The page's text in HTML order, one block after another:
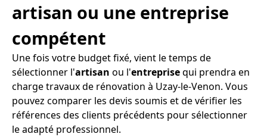
artisan ou une entreprise
compétent
Une fois votre budget fixé, vient le temps de
sélectionner l'artisan ou l'entreprisequi prendra en
charge travaux de rénovation à Uzay-le-Venon. Vous
pouvez comparer les devis soumis et de vérifier les
références des clients précédents pour sélectionner
le adapté professionnel.